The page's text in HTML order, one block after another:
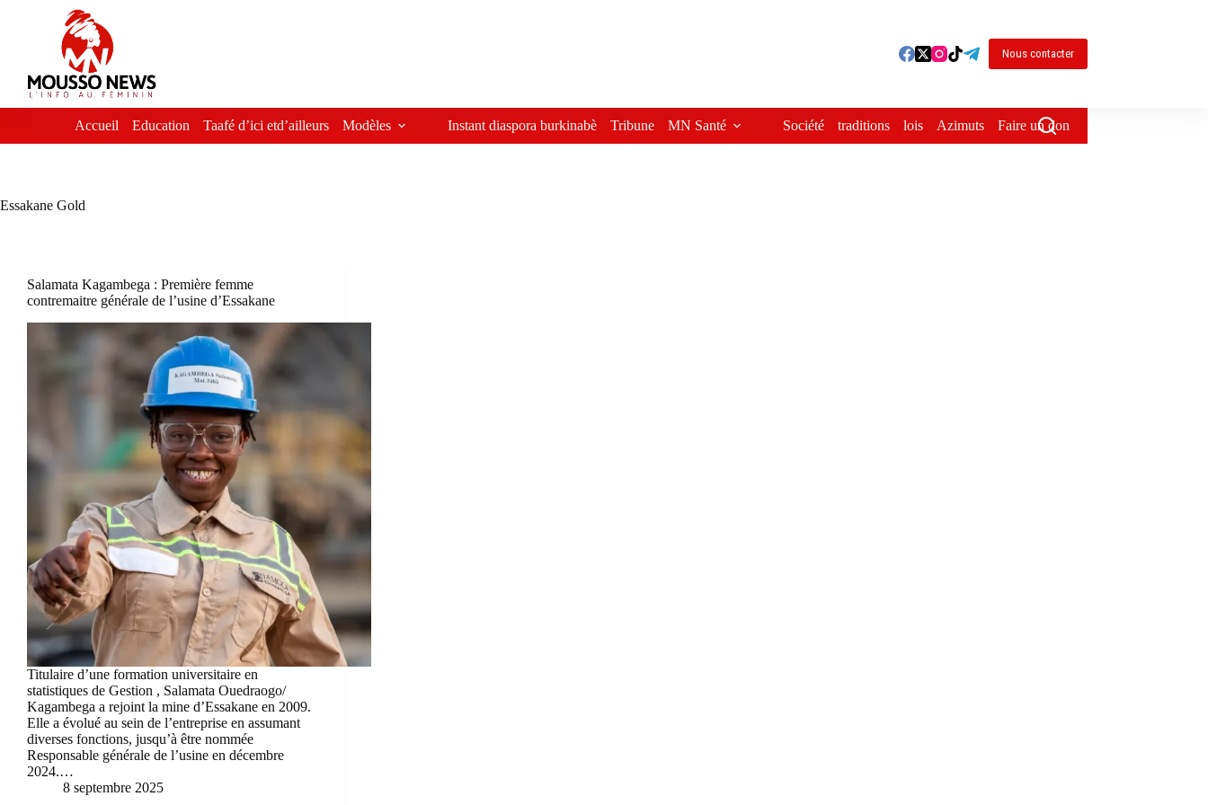
Nous contacter
Accueil Education Taafé d’ici etd’ailleurs Modèles Instant diaspora burkinabè Tribune MN Santé Société traditions lois Azimuts Faire un don
Essakane Gold
Salamata Kagambega : Première femme
contremaitre générale de l’usine d’Essakane
Titulaire d’une formation universitaire en
statistiques de Gestion , Salamata Ouedraogo/
Kagambega a rejoint la mine d’Essakane en 2009.
Elle a évolué au sein de l’entreprise en assumant
diverses fonctions, jusqu’à être nommée
Responsable générale de l’usine en décembre
2024.…
8 septembre 2025